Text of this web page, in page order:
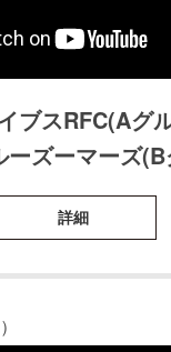
ブスRFC(Aグ
ズーマーズ(B
詳細